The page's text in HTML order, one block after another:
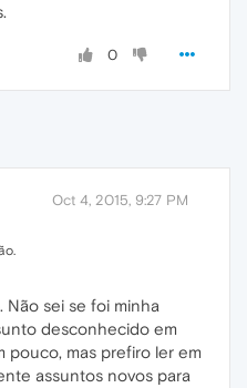
0
Oct 4, 2015, 9:27 PM
Não sei se foi minha
desconhecido em
pouco, mas prefiro ler em
assuntos novos para